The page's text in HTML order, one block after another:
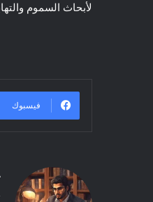
لأبحاث السموم
فيسبوك